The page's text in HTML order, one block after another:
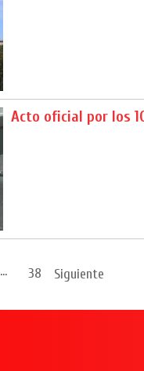
Acto oficial por los
... 38 Siguiente